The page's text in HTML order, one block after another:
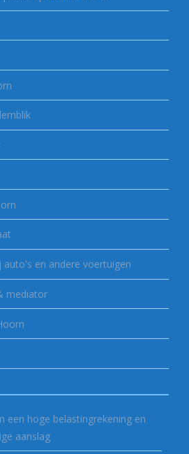
auto's en andere voertuigen
mediator
een hoge belastingrekening en
aanslag